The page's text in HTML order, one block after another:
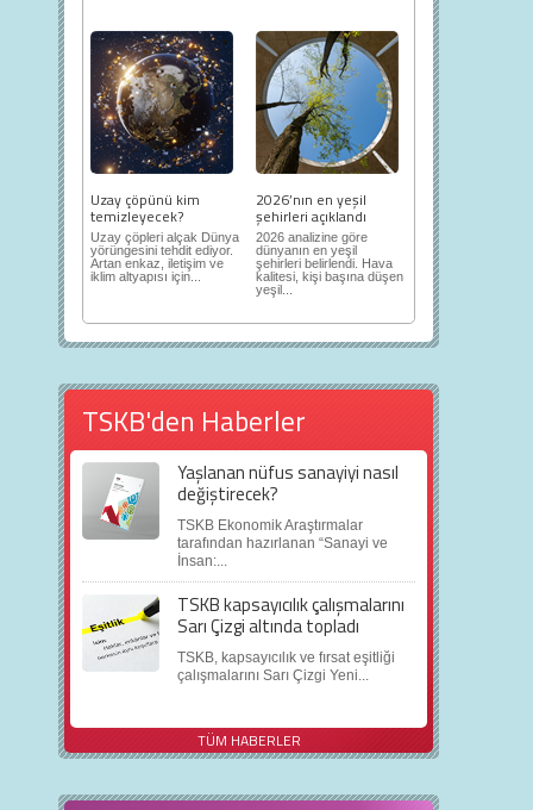
Uzay çöpünü kim
temizleyecek?
Uzay çöpleri alçak Dünya
yörüngesini tehdit ediyor.
Artan enkaz, iletişim ve
iklim altyapısı için...
2026’nın en yeşil
şehirleri açıklandı
2026 analizine göre
dünyanın en yeşil
şehirleri belirlendi. Hava
kalitesi, kişi başına düşen
yeşil...
TSKB'den Haberler
Yaşlanan nüfus sanayiyi nasıl
değiştirecek?
TSKB Ekonomik Araştırmalar
tarafından hazırlanan “Sanayi ve
İnsan:...
TSKB kapsayıcılık çalışmalarını
Sarı Çizgi altında topladı
TSKB, kapsayıcılık ve fırsat eşitliği
çalışmalarını Sarı Çizgi Yeni...
TÜM HABERLER